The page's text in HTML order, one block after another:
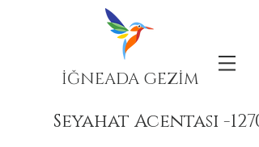
İĞNEADA GEZİM
Seyahat Acentası -